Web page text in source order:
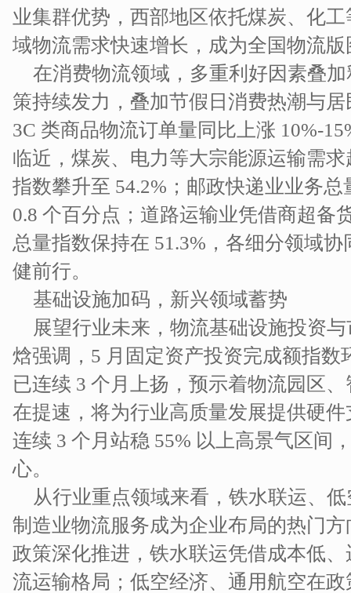
业集群优势，西部地区依托煤炭、化
域物流需求快速增长，成为全国物流
在消费物流领域，多重利好因素叠
策持续发力，叠加节假日消费热潮与
3C 类商品物流订单量同比上涨 10%-
临近，煤炭、电力等大宗能源运输需
指数攀升至 54.2%；邮政快递业业务
0.8 个百分点；道路运输业凭借商超备
总量指数保持在 51.3%，各细分领域
健前行。​
基础设施加码，新兴领域蓄势​
展望行业未来，物流基础设施投资
焓强调，5 月固定资产投资完成额指数
已连续 3 个月上扬，预示着物流园区
在提速，将为行业高质量发展提供硬
连续 3 个月站稳 55% 以上高景气区间
心。​
从行业重点领域来看，铁水联运、
制造业物流服务成为企业布局的热门方
政策深化推进，铁水联运凭借成本低
流运输格局；低空经济、通用航空在